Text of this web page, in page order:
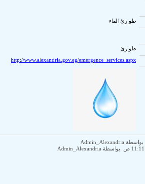
طوارئ الماء
طوارئ
http://www.alexandria.gov.eg/emergence_services.aspx